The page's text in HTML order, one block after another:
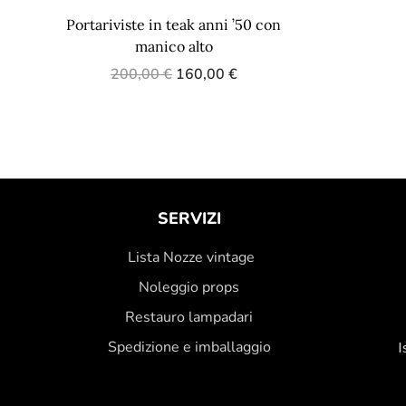
Portariviste in teak anni ’50 con
manico alto
200,00€ 160,00 €
SERVIZI
Lista Nozze vintage
Noleggio props
Restauro lampadari
Spedizione e imballaggio